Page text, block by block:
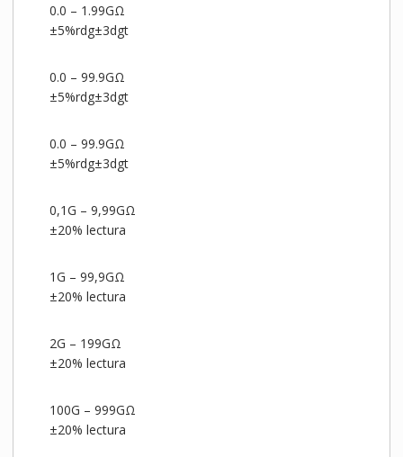
0.0 – 1.99GΩ
±5%rdg±3dgt
0.0 – 99.9GΩ
±5%rdg±3dgt
0.0 – 99.9GΩ
±5%rdg±3dgt
0,1G – 9,99GΩ
±20% lectura
1G – 99,9GΩ
±20% lectura
2G – 199GΩ
±20% lectura
100G – 999GΩ
±20% lectura